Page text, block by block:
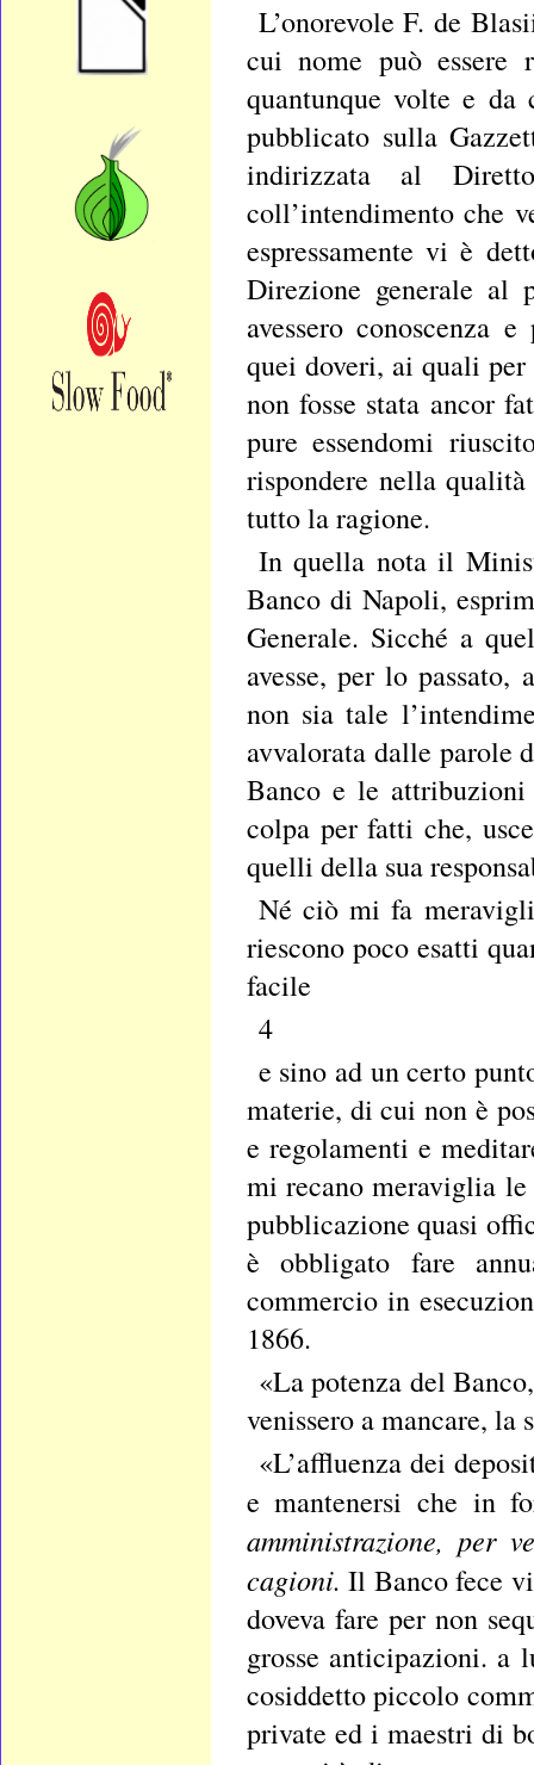
L’onorevole F. de
cui nome può essere
quantunque volte e
pubblicato sulla
indirizzata al
coll’intendimento che
espressamente vi è
Direzione generale al
avessero conoscenza
quei doveri, ai quali
non fosse stata ancor
pure essendomi
rispondere nella
tutto la ragione.
In quella nota il
Banco di Napoli,
Generale. Sicché a
avesse, per lo
non sia tale
avvalorata dalle parole
Banco e le
colpa per fatti che,
quelli della sua
Né ciò mi fa
riescono poco esatti
facile
4
e sino ad un certo
materie, di cui non è
e regolamenti e
mi recano meraviglia
pubblicazione quasi
è obbligato fare
commercio in
1866.
«La potenza del
venissero a mancare, la
«L’affluenza dei
e mantenersi che in
amministrazione, per
cagioni. Il Banco fece
doveva fare per non
grosse anticipazioni. a
cosiddetto piccolo
private ed i maestri di